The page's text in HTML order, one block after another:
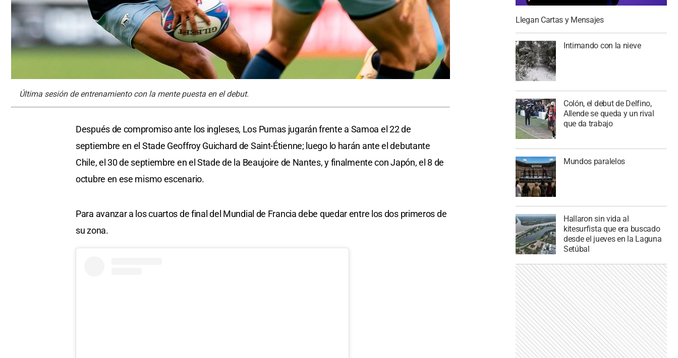
Última sesión de entrenamiento con la mente puesta en el debut.
Después de compromiso ante los ingleses, Los Pumas jugarán frente a Samoa el 22 de
septiembre en el Stade Geoffroy Guichard de Saint-Étienne; luego lo harán ante el debutante
Chile, el 30 de septiembre en el Stade de la Beaujoire de Nantes, y finalmente con Japón, el 8 de
octubre en ese mismo escenario.
Para avanzar a los cuartos de final del Mundial de Francia debe quedar entre los dos primeros de
su zona.
Llegan Cartas y Mensajes
Intimando con la nieve
Colón, el debut de Delfino,
Allende se queda y un rival
que da trabajo
Mundos paralelos
Hallaron sin vida al
kitesurfista que era buscado
desde el jueves en la Laguna
Setúbal